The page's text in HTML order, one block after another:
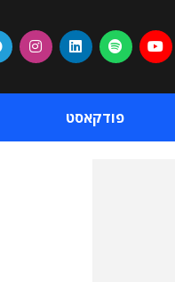
פודקאסט